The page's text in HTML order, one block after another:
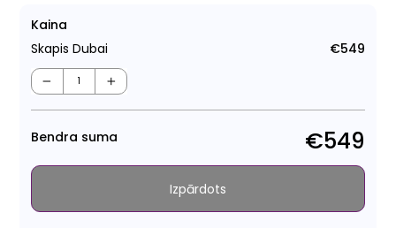
Kaina
Skapis Dubai
€549
− +
Bendra suma €549
Izpārdots